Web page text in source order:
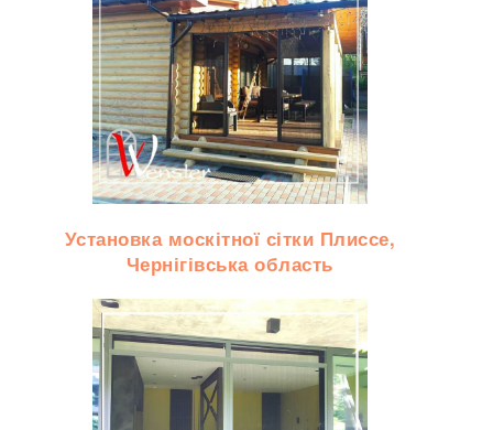
Установка москітної сітки Плиссе,
Чернігівська область